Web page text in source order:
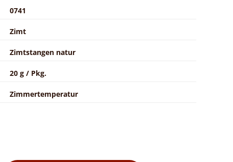
0741
Zimt
Zimtstangen natur
20 g / Pkg.
Zimmertemperatur